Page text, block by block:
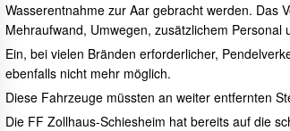
Wasserentnahme zur Aar gebracht werden. Das
Mehraufwand, Umwegen, zusätzlichem Personal
Ein, bei vielen Bränden erforderlicher,
ebenfalls nicht mehr möglich.
Diese Fahrzeuge müssten an weiter entfernten
Die FF Zollhaus-Schiesheim hat bereits auf die